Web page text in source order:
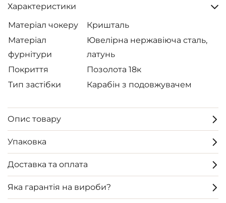
Характеристики
Матеріал чокеру
Кришталь
Матеріал
фурнітури
Ювелірна нержавіюча сталь,
латунь
Покриття
Позолота 18к
Тип застібки
Карабін з подовжувачем
Опис товару
Упаковка
Доставка та оплата
Яка гарантія на вироби?